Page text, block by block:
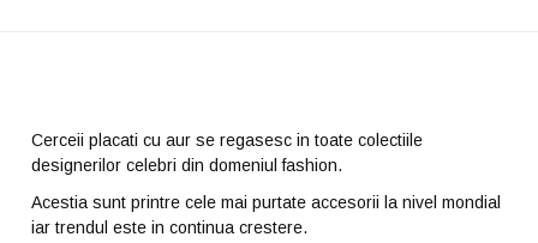
Cerceii placati cu aur se regasesc in toate colectiile
designerilor celebri din domeniul fashion.
Acestia sunt printre cele mai purtate accesorii la nivel mondial
iar trendul este in continua crestere.